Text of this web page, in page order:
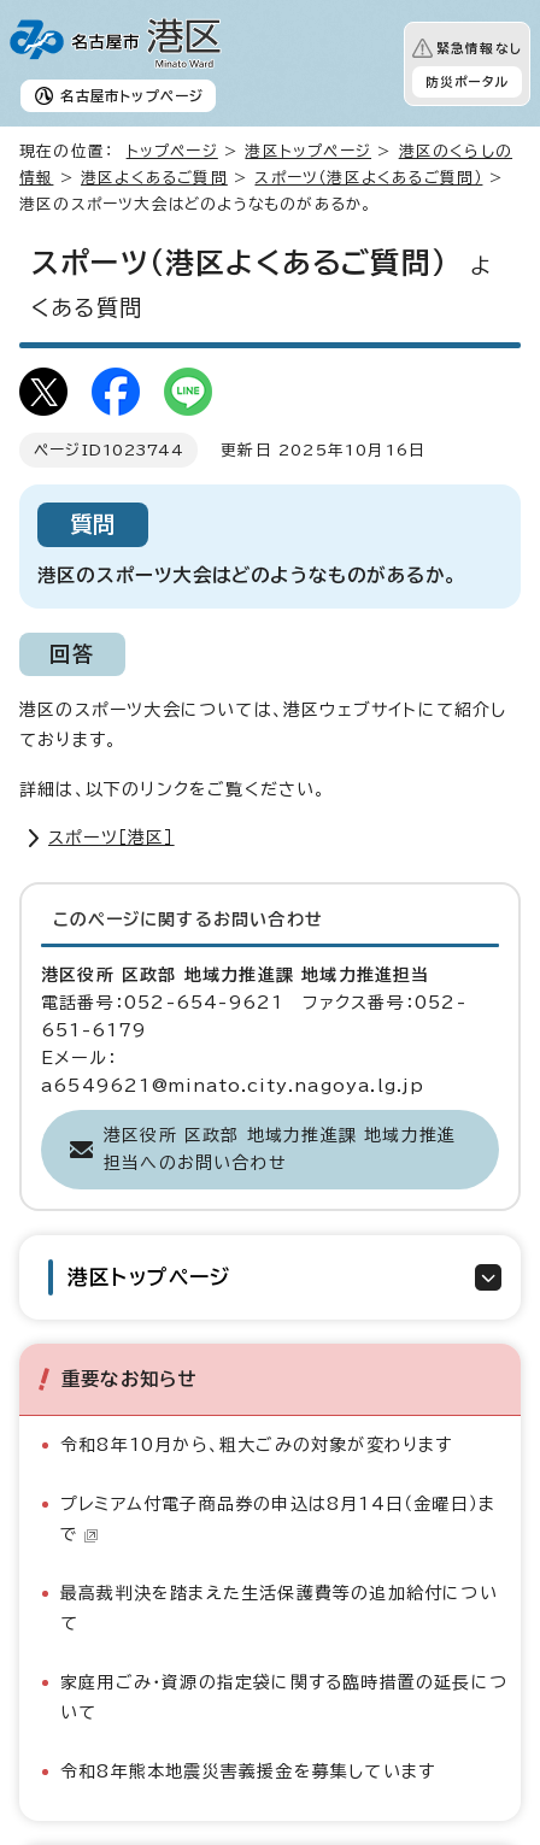
名古屋市 トップページ
緊急情報なし
防災ポータル
現在の位置： トップページ >港区トップページ > 港区のくらしの
情報
>港区よくあるご質問 > スポーツ（港区よくあるご質問）
>
港区のスポーツ大会はどのようなものがあるか。
スポーツ（港区よくあるご質問）
よ
くある質問
ページID 1023744 更新日 2025年10月16日
質問
港区のスポーツ大会はどのようなものがあるか。
回答
港区のスポーツ大会については、港区ウェブサイトにて紹介し
ております。
詳細は、以下のリンクをご覧ください。
スポーツ［港区］
このページに関する お問い合わせ
港区役所 区政部 地域力推進課 地域力推進担当
電話番号：052-654-9621 ファクス番号：052-
651-6179
Eメール：
a6549621@minato.city.nagoya.lg.jp
港区役所 区政部 地域力推進課 地域力推進
担当へのお問い合わせ
港区トップページ
重要なお知らせ
令和8年10月から、粗大ごみの対象が変わります
プレミアム付電子商品券の申込は8月14日（金曜日）ま
で
最高裁判決を踏まえた生活保護費等の追加給付につい
て
家庭用ごみ・資源の指定袋に関する臨時措置の延長につ
いて
令和8年熊本地震災害義援金を募集しています